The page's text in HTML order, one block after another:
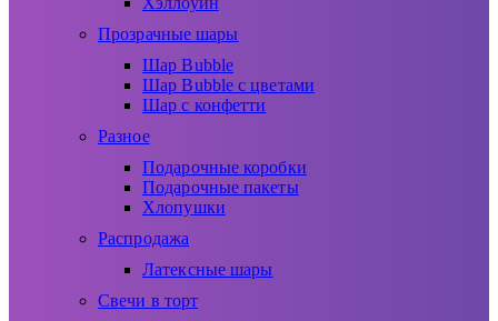
Прозрачные шары
Шар Bubble
Шар Bubble с цветами
Шар с конфетти
Разное
Подарочные коробки
Подарочные пакеты
Хлопушки
Распродажа
Латексные шары
Свечи в торт